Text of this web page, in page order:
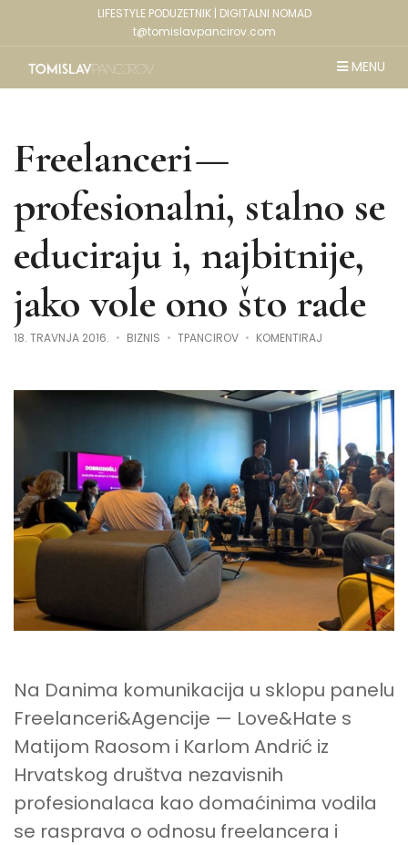
LIFESTYLE PODUZETNIK | DIGITALNI NOMAD
t@tomislavpancirov.com
MENU
Freelanceri —
profesionalni, stalno se
educiraju i, najbitnije,
jako vole ono što rade
18. TRAVNJA 2016. BIZNIS TPANCIROV KOMENTIRAJ
STALNO
SE
EDUCIRAJU
NAJBITNIJE,
JAKO
VOLE
ONO
ŠTO
RADE
Na Danima komunikacija u sklopu panelu
Freelanceri&Agencije — Love&Hate s
Matijom Raosom i Karlom Andrić iz
Hrvatskog društva nezavisnih
profesionalaca kao domaćinima vodila
se rasprava o odnosu freelancera i